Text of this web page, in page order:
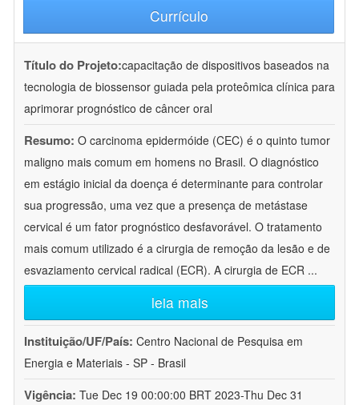
Currículo
Título do Projeto:capacitação de dispositivos baseados na
tecnologia de biossensor guiada pela proteômica clínica para
aprimorar prognóstico de câncer oral
Resumo: O carcinoma epidermóide (CEC) é o quinto tumor
maligno mais comum em homens no Brasil. O diagnóstico
em estágio inicial da doença é determinante para controlar
sua progressão, uma vez que a presença de metástase
cervical é um fator prognóstico desfavorável. O tratamento
mais comum utilizado é a cirurgia de remoção da lesão e de
esvaziamento cervical radical (ECR). A cirurgia de ECR ...
leia mais
Instituição/UF/País: Centro Nacional de Pesquisa em
Energia e Materiais - SP - Brasil
Vigência: Tue Dec 19 00:00:00 BRT 2023-Thu Dec 31